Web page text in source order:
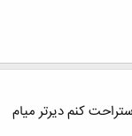
کنم دیرتر میام